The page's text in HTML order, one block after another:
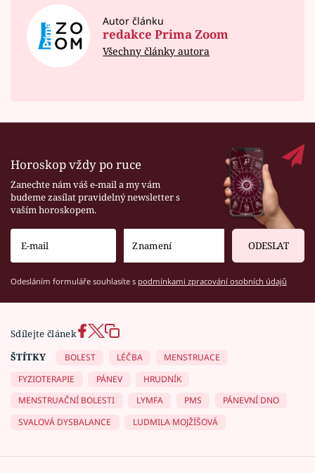
Autor článku
redakce Prima Zoom
Všechny články autora
Horoskop vždy po ruce
Zanechte nám váš e-mail a my vám
budeme zasílat pravidelný newsletter s
vaším horoskopem.
ODESLAT
Odesláním formuláře souhlasíte s podmínkami zpracování osobních údajů
Sdílejte článek
ŠTÍTKY
BOLEST LÉČBA
MENSTRUACE
FYZIOTERAPIE
PÁNEV
HRUDNÍK
MENSTRUAČNÍ BOLESTI
LYMFA PMS
PÁNEVNÍ DNO
SVALOVÁ DYSBALANCE
LUDMILA MOJŽÍŠOVÁ